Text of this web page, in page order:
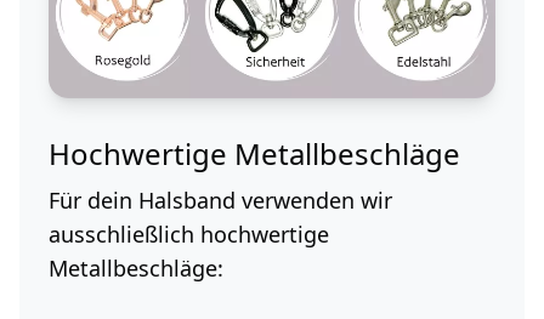
Hochwertige Metallbeschläge
Für dein Halsband verwenden wir
ausschließlich hochwertige
Metallbeschläge: